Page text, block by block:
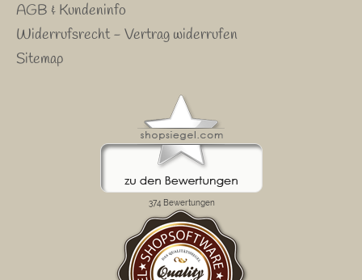
AGB & Kundeninfo
Widerrufsrecht - Vertrag widerrufen
Sitemap